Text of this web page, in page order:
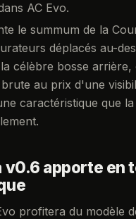
AC Evo.
le summum de la
déplacés au-
célèbre bosse
au prix d'une
caractéristique que la
v0.6 apporte en
profitera du modèle